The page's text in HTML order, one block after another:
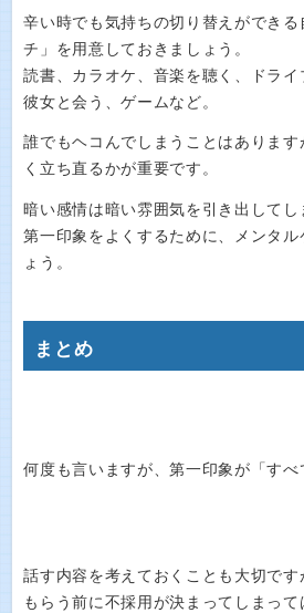
辛い時でも気持ちの切り替えができる
チ」を用意しておきましょう。
読書、カラオケ、音楽を聴く、ドラ
彼女と会う、ゲームなど。
誰でもヘコんでしまうことはありま
く立ち直るかが重要です。
暗い感情は暗い雰囲気を引き出してし
第一印象をよくするために、メンタル
ょう。
まとめ
何度も言いますが、第一印象が「すべ
話す内容を考えておくことも大切で
もらう前に不採用が決まってしまっ